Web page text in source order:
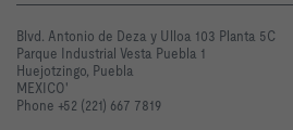
Blvd. Antonio de Deza y Ulloa 103 Planta 5C
Parque Industrial Vesta Puebla 1
Huejotzingo, Puebla
MEXICO'
Phone +52 (221) 667 7819